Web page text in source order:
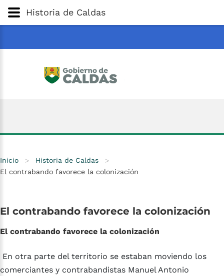
Gobernación
Historia de Caldas
Inicio > Historia de Caldas
>
El contrabando favorece la colonización
El contrabando favorece la colonización
El contrabando favorece la colonización
En otra parte del territorio se estaban moviendo los
comerciantes y contrabandistas Manuel Antonio